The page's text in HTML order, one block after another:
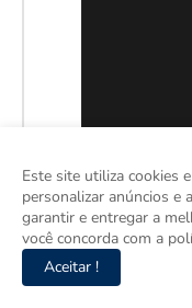
Este site utiliza cookies
personalizar anúncios e
garantir e entregar a
você concorda com a
Aceitar !